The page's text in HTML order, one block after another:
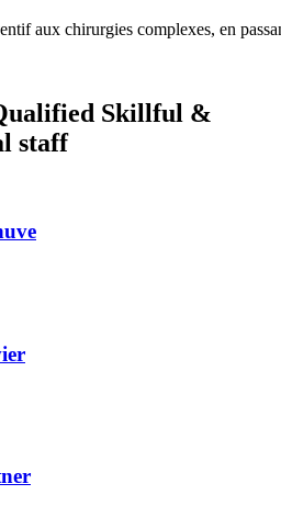
aux chirurgies complexes, en
Skillful &
staff